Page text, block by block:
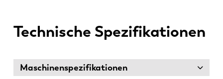
Technische Spezifikationen
Maschinenspezifikationen